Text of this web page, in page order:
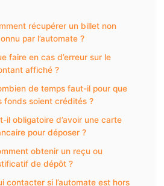
récupérer un billet non
par l’automate ?
faire en cas d’erreur sur le
affiché ?
de temps faut-il pour que
fonds soient crédités ?
il obligatoire d’avoir une carte
pour déposer ?
obtenir un reçu ou
de dépôt ?
contacter si l’automate est hors